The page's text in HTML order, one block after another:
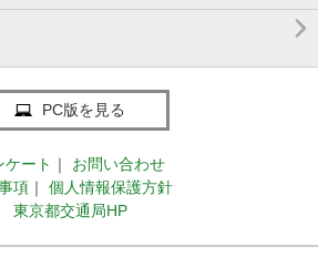

PC版を見る
ケート ｜
お問い合わせ
項 ｜
個人情報保護方針
東京都交通局HP